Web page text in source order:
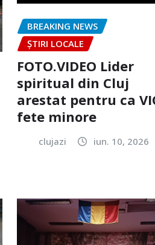
BREAKING NEWS
ȘTIRI LOCALE
FOTO.VIDEO Lider
spiritual din Cluj
arestat pentru ca
fete minore
clujazi iun. 10, 2026